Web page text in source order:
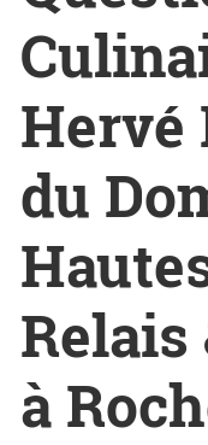
Hervé
du
Relais
à